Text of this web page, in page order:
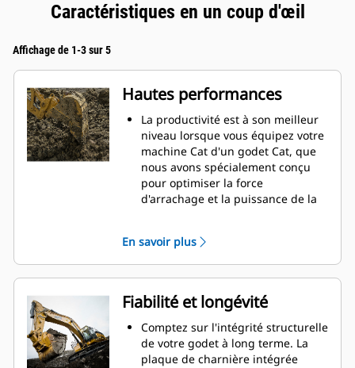
Caractéristiques en un coup d'œil
Affichage de 1-3 sur 5
Hautes performances
La productivité est à son meilleur
niveau lorsque vous équipez votre
machine Cat d'un godet Cat, que
nous avons spécialement conçu
pour optimiser la force
d'arrachage et la puissance de la
double améliore le flux des
matières dans le godet. Le
dégagement de talon accru
garantit que le fond du godet ne
frotte pas, ce qui réduit les coûts
d'entretien.
La consommation de carburant est
maximale lors de l'excavation. Les
En savoir plus
Fiabilité et longévité
Comptez sur l'intégrité structurelle
de votre godet à long terme. La
plaque de charnière intégrée